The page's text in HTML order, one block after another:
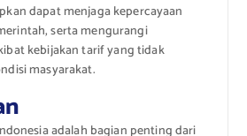
dapat menjaga kepercayaan
serta mengurangi
kebijakan tarif yang tidak
masyarakat.
adalah bagian penting dari